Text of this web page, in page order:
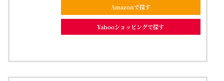
Amazonで探す
Yahooショッピングで探す